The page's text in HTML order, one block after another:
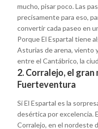
mucho, pisar poco. Las
precisamente para eso,
convertir cada paseo en
Porque El Espartal tiene
Asturias de arena, viento
entre el Cantábrico, la
2. Corralejo, el gran
Fuerteventura
Si El Espartal es la
desértica por excelencia.
Corralejo, en el nordeste